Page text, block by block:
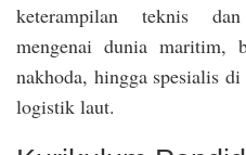
keterampilan teknis
mengenai dunia maritim,
nakhoda, hingga spesialis
logistik laut.